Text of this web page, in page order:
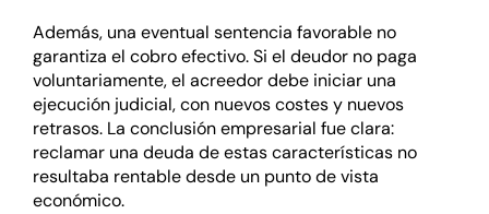
Además, una eventual sentencia favorable no
garantiza el cobro efectivo. Si el deudor no paga
voluntariamente, el acreedor debe iniciar una
ejecución judicial, con nuevos costes y nuevos
retrasos. La conclusión empresarial fue clara:
reclamar una deuda de estas características no
resultaba rentable desde un punto de vista
económico.